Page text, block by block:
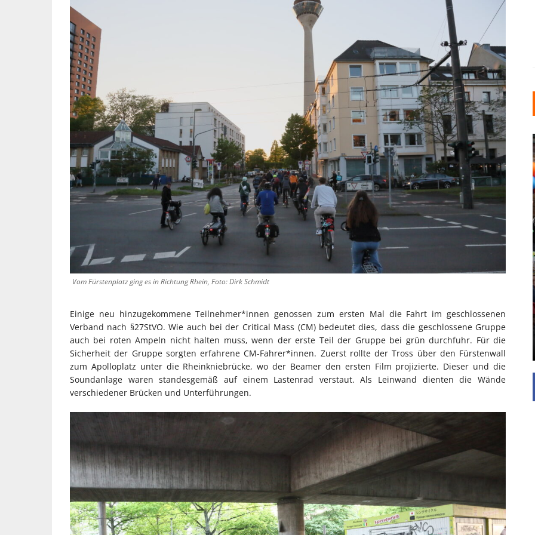
Vom Fürstenplatz ging es in Richtung Rhein, Foto: Dirk Schmidt
Einige neu hinzugekommene Teilnehmer*innen genossen zum ersten Mal die Fahrt im geschlossenen
Verband nach §27StVO. Wie auch bei der Critical Mass (CM) bedeutet dies, dass die geschlossene Gruppe
auch bei roten Ampeln nicht halten muss, wenn der erste Teil der Gruppe bei grün durchfuhr. Für die
Sicherheit der Gruppe sorgten erfahrene CM-Fahrer*innen. Zuerst rollte der Tross über den Fürstenwall
zum Apolloplatz unter die Rheinkniebrücke, wo der Beamer den ersten Film projizierte. Dieser und die
Soundanlage waren standesgemäß auf einem Lastenrad verstaut. Als Leinwand dienten die Wände
verschiedener Brücken und Unterführungen.
INDUSTRIELLER CHIC: WIE
KUNSTSTOFFFENSTER DEN
LOFT-STIL IN IHREM
EINFAMILIENHAUS
UNTERSTÜTZEN
Werkshallen des Industriezeitalters. Die Basis für
diesen Stil sind große Räume, schlicht gehalten
mit rustikalen Elementen und großen
Fensterflächen. Wie so vieles wurde ...